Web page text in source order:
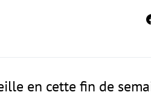
en cette fin de